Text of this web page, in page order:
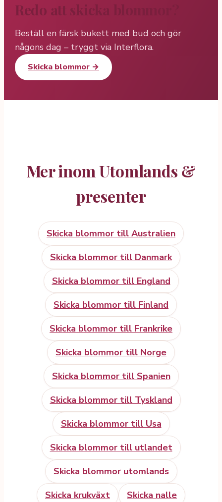
Redo att skicka blommor?
Beställ en färsk bukett med bud och gör
någons dag – tryggt via Interflora.
Skicka blommor →
Mer inom Utomlands &
presenter
Skicka blommor till Australien
Skicka blommor till Danmark
Skicka blommor till England
Skicka blommor till Finland
Skicka blommor till Frankrike
Skicka blommor till Norge
Skicka blommor till Spanien
Skicka blommor till Tyskland
Skicka blommor till Usa
Skicka blommor till utlandet
Skicka blommor utomlands
Skicka krukväxt
Skicka nalle